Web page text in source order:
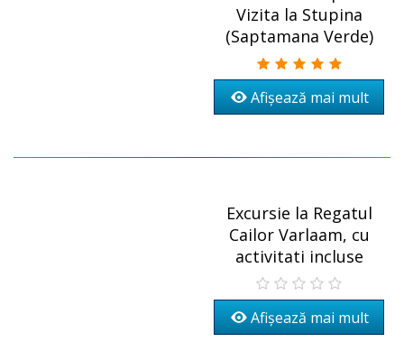
Vizita la Stupina
(Saptamana Verde)
Afișează mai mult
Excursie la Regatul
Cailor Varlaam, cu
activitati incluse
Afișează mai mult